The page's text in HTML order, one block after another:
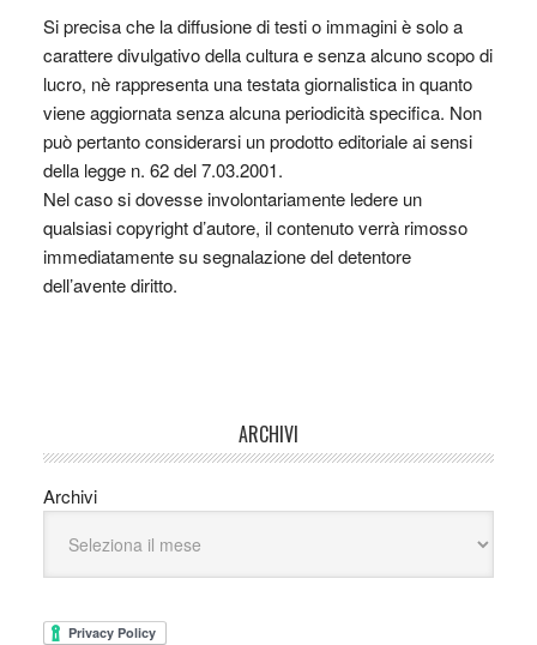
Si precisa che la diffusione di testi o immagini è solo a
carattere divulgativo della cultura e senza alcuno scopo di
lucro, nè rappresenta una testata giornalistica in quanto
viene aggiornata senza alcuna periodicità specifica. Non
può pertanto considerarsi un prodotto editoriale ai sensi
della legge n. 62 del 7.03.2001.
Nel caso si dovesse involontariamente ledere un
qualsiasi copyright d’autore, il contenuto verrà rimosso
immediatamente su segnalazione del detentore
dell’avente diritto.
ARCHIVI
Archivi